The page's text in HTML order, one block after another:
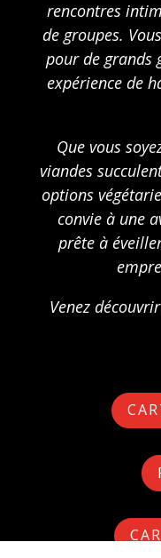
rencontres
de groupes.
pour de grands
expérience de
Que vous
viandes
options
convie à une
prête à
Venez